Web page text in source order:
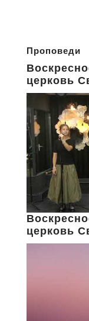
Проповеди
церковь
церковь